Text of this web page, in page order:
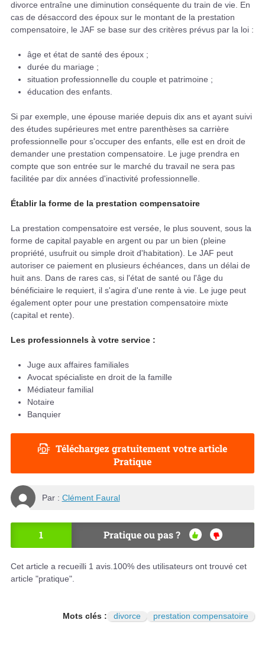
divorce entraîne une diminution conséquente du train de vie. En
cas de désaccord des époux sur le montant de la prestation
compensatoire, le JAF se base sur des critères prévus par la loi :
âge et état de santé des époux ;
durée du mariage ;
situation professionnelle du couple et patrimoine ;
éducation des enfants.
Si par exemple, une épouse mariée depuis dix ans et ayant suivi
des études supérieures met entre parenthèses sa carrière
professionnelle pour s'occuper des enfants, elle est en droit de
demander une prestation compensatoire. Le juge prendra en
compte que son entrée sur le marché du travail ne sera pas
facilitée par dix années d'inactivité professionnelle.
Établir la forme de la prestation compensatoire
La prestation compensatoire est versée, le plus souvent, sous la
forme de capital payable en argent ou par un bien (pleine
propriété, usufruit ou simple droit d'habitation). Le JAF peut
autoriser ce paiement en plusieurs échéances, dans un délai de
huit ans. Dans de rares cas, si l'état de santé ou l'âge du
bénéficiaire le requiert, il s'agira d'une rente à vie. Le juge peut
également opter pour une prestation compensatoire mixte
(capital et rente).
Les professionnels à votre service :
Juge aux affaires familiales
Avocat spécialiste en droit de la famille
Médiateur familial
Notaire
Banquier
Téléchargez gratuitement votre article
Pratique
Par : Clément Faural
1 Pratique ou pas ?
OU
NO
N
Cet article a recueilli 1 avis. 100% des utilisateurs ont trouvé cet
article "pratique".
Mots clés : divorce prestation compensatoire